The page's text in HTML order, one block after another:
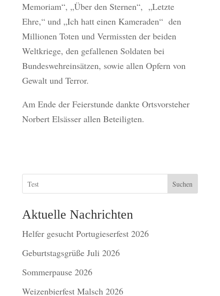
Memoriam“, „Über den Sternen“, „Letzte
Ehre,“ und „Ich hatt einen Kameraden“ den
Millionen Toten und Vermissten der beiden
Weltkriege, den gefallenen Soldaten bei
Bundeswehreinsätzen, sowie allen Opfern von
Gewalt und Terror.
Am Ende der Feierstunde dankte Ortsvorsteher
Norbert Elsässer allen Beteiligten.
Suchen
Aktuelle Nachrichten
Helfer gesucht Portugieserfest 2026
Geburtstagsgrüße Juli 2026
Sommerpause 2026
Weizenbierfest Malsch 2026